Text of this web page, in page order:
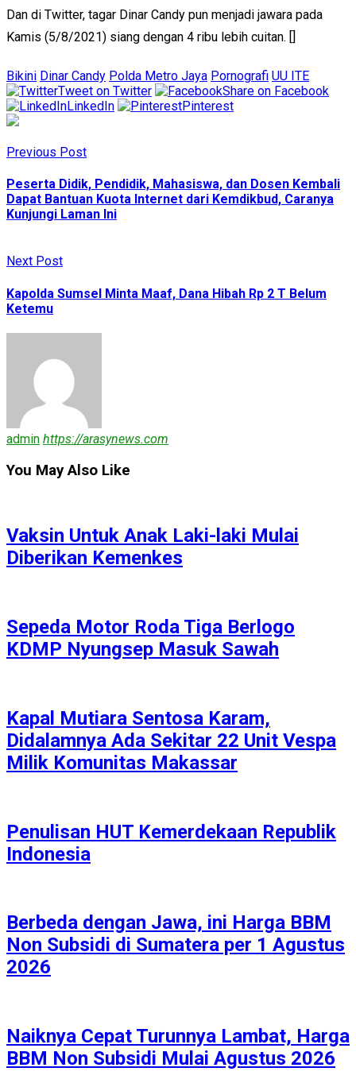
Dan di Twitter, tagar Dinar Candy pun menjadi jawara pada
Kamis (5/8/2021) siang dengan 4 ribu lebih cuitan. []
Bikini Dinar Candy Polda Metro Jaya Pornografi UU ITE
Tweet on Twitter
Share on Facebook
LinkedIn
Pinterest
Previous Post
Peserta Didik, Pendidik, Mahasiswa, dan Dosen Kembali
Dapat Bantuan Kuota Internet dari Kemdikbud, Caranya
Kunjungi Laman Ini
Next Post
Kapolda Sumsel Minta Maaf, Dana Hibah Rp 2 T Belum
Ketemu
admin https://arasynews.com
You May Also Like
Vaksin Untuk Anak Laki-laki Mulai
Diberikan Kemenkes
Sepeda Motor Roda Tiga Berlogo
KDMP Nyungsep Masuk Sawah
Kapal Mutiara Sentosa Karam,
Didalamnya Ada Sekitar 22 Unit Vespa
Milik Komunitas Makassar
Penulisan HUT Kemerdekaan Republik
Indonesia
Berbeda dengan Jawa, ini Harga BBM
Non Subsidi di Sumatera per 1 Agustus
2026
Naiknya Cepat Turunnya Lambat, Harga
BBM Non Subsidi Mulai Agustus 2026